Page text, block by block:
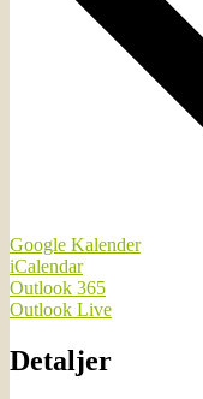
Google Kalender
iCalendar
Outlook 365
Outlook Live
Detaljer